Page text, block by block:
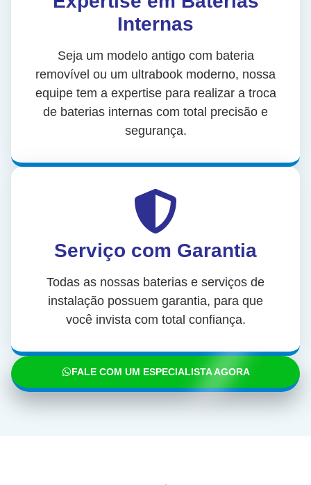
Internas
Seja um modelo antigo com bateria
removível ou um ultrabook moderno, nossa
equipe tem a expertise para realizar a troca
de baterias internas com total precisão e
segurança.
Serviço com Garantia
Todas as nossas baterias e serviços de
instalação possuem garantia, para que
você invista com total confiança.
FALE COM UM ESPECIALISTA AGORA